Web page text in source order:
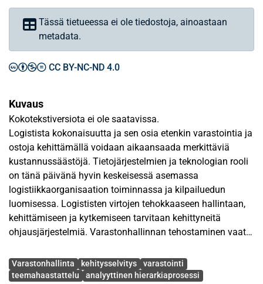
Tässä tietueessa ei ole tiedostoja, ainoastaan
metadata.
CC BY-NC-ND 4.0
Kuvaus
Kokotekstiversiota ei ole saatavissa.
Logistista kokonaisuutta ja sen osia etenkin varastointia ja
ostoja kehittämällä voidaan aikaansaada merkittäviä
kustannussäästöjä. Tietojärjestelmien ja teknologian rooli
on tänä päivänä hyvin keskeisessä asemassa
logistiikkaorganisaation toiminnassa ja kilpailuedun
luomisessa. Logististen virtojen tehokkaaseen hallintaan,
kehittämiseen ja kytkemiseen tarvitaan kehittyneitä
ohjausjärjestelmiä. Varastonhallinnan tehostaminen vaatii
prosessien tuntemusta ja tietoa varastointiin liittyvien
tekijöiden vuorovaikutussuhteista.
Avainsanat
Varastonhallinta kehitysselvitys
varastointi
teemahaastattelu
analyyttinen hierarkiaprosessi